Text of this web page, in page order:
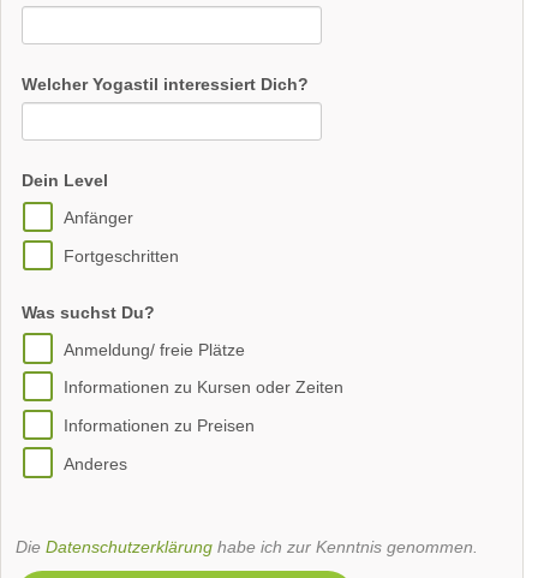
Welcher Yogastil interessiert Dich?
Dein Level
Anfänger
Fortgeschritten
Was suchst Du?
Anmeldung/ freie Plätze
Informationen zu Kursen oder Zeiten
Informationen zu Preisen
Anderes
Die Datenschutzerklärung habe ich zur Kenntnis genommen.